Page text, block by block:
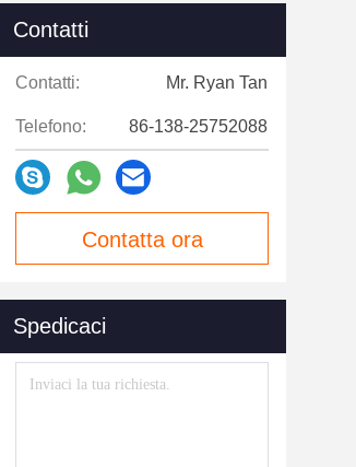
Contatti
Contatti: Mr. Ryan Tan
Telefono: 86-138-25752088
Contatta ora
Spedicaci